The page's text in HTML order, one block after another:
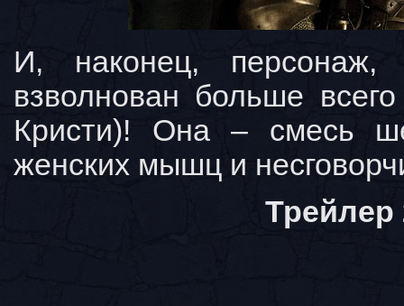
И, наконец, персонаж,
взволнован больше
Кристи)! Она – смесь
женских мышц и
Трейлер